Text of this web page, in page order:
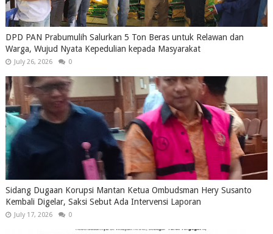
DPD PAN Prabumulih Salurkan 5 Ton Beras untuk Relawan dan
Warga, Wujud Nyata Kepedulian kepada Masyarakat
July 26, 2026 0
Sidang Dugaan Korupsi Mantan Ketua Ombudsman Hery Susanto
Kembali Digelar, Saksi Sebut Ada Intervensi Laporan
July 17, 2026 0